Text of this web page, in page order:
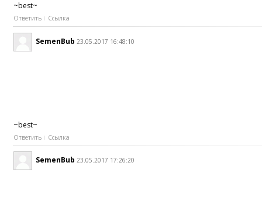
~best~
Ответить Ссылка
SemenBub 23.05.2017 16:48:10
~best~
Ответить Ссылка
SemenBub 23.05.2017 17:26:20